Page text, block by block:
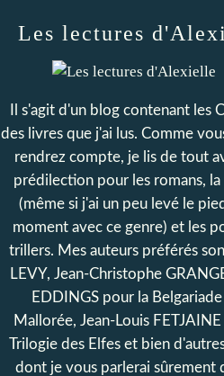
Les lectures
Il s'agit d'un blog contenant les
des livres que j'ai lus. Comme
rendrez compte, je lis de tout
prédilection pour les romans, la
(même si j'ai un peu levé le
moment avec ce genre) et les
trillers. Mes auteurs préférés
LEVY, Jean-Christophe
EDDINGS pour la
Mallorée, Jean-Louis
Trilogie des Elfes et bien
dont je vous parlerai sûrement